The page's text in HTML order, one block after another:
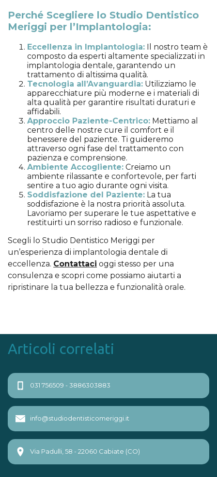
Perché Scegliere lo Studio Dentistico
Meriggi per l’Implantologia:
Eccellenza in Implantologia: Il nostro team è
composto da esperti altamente specializzati in
implantologia dentale, garantendo un
trattamento di altissima qualità.
Tecnologia all’Avanguardia: Utilizziamo le
apparecchiature più moderne e i materiali di
alta qualità per garantire risultati duraturi e
affidabili.
Approccio Paziente-Centrico: Mettiamo al
centro delle nostre cure il comfort e il
benessere del paziente. Ti guideremo
attraverso ogni fase del trattamento con
pazienza e comprensione.
Ambiente Accogliente: Creiamo un
ambiente rilassante e confortevole, per farti
sentire a tuo agio durante ogni visita.
Soddisfazione del Paziente: La tua
soddisfazione è la nostra priorità assoluta.
Lavoriamo per superare le tue aspettative e
restituirti un sorriso radioso e funzionale.
Scegli lo Studio Dentistico Meriggi per
un’esperienza di implantologia dentale di
eccellenza. Contattaci oggi stesso per una
consulenza e scopri come possiamo aiutarti a
ripristinare la tua bellezza e funzionalità orale.
Articoli correlati
Navigazione
articoli
Previous
page
Next
page
031 756509 - 3886303883
info@studiodentisticomeriggi.it
Via Padulli, 58 - 22060 Cabiate (CO)